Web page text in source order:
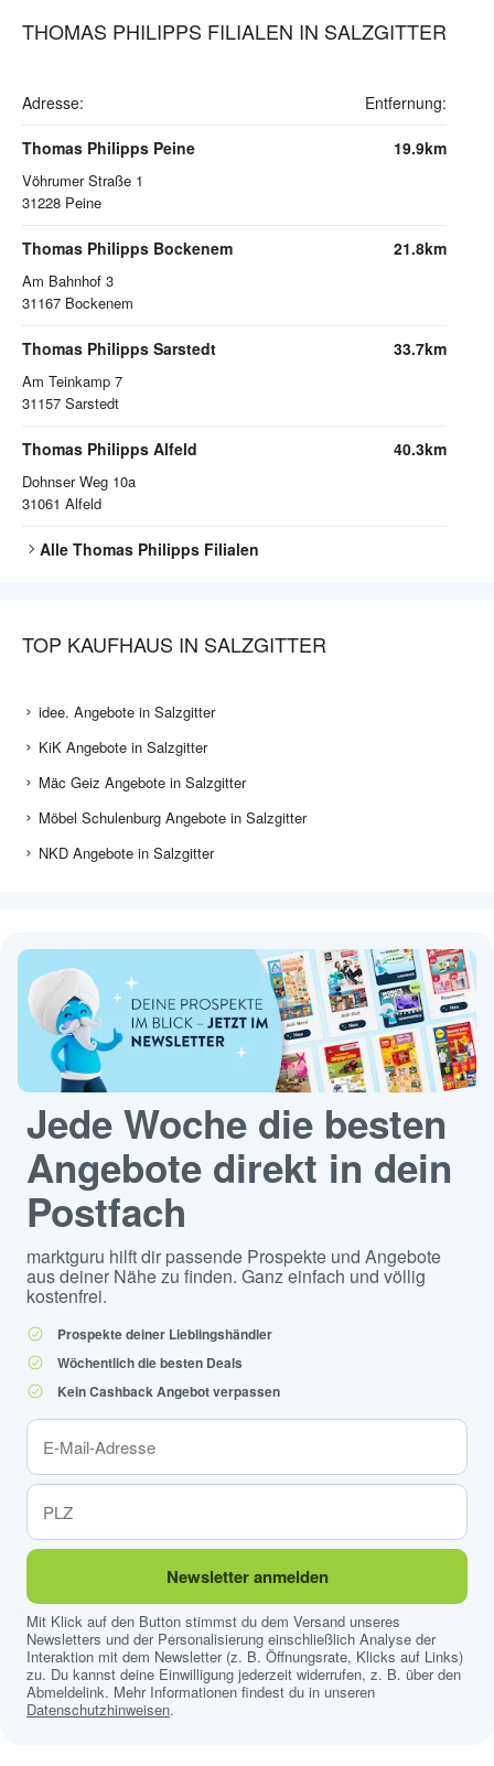
THOMAS PHILIPPS FILIALEN IN SALZGITTER
Adresse: Entfernung:
Thomas Philipps Peine
Vöhrumer Straße 1
31228 Peine
19.9km
Thomas Philipps Bockenem
Am Bahnhof 3
31167 Bockenem
21.8km
Thomas Philipps Sarstedt
Am Teinkamp 7
31157 Sarstedt
33.7km
Thomas Philipps Alfeld
Dohnser Weg 10a
31061 Alfeld
40.3km
Alle Thomas Philipps Filialen
TOP KAUFHAUS IN SALZGITTER
idee. Angebote in Salzgitter
KiK Angebote in Salzgitter
Mäc Geiz Angebote in Salzgitter
Möbel Schulenburg Angebote in Salzgitter
NKD Angebote in Salzgitter
Jede Woche die besten
Angebote direkt in dein
Postfach
marktguru hilft dir passende Prospekte und Angebote
aus deiner Nähe zu finden. Ganz einfach und völlig
kostenfrei.
Prospekte deiner Lieblingshändler
Wöchentlich die besten Deals
Kein Cashback Angebot verpassen
Newsletter anmelden
Mit Klick auf den Button stimmst du dem Versand unseres
Newsletters und der Personalisierung einschließlich Analyse der
Interaktion mit dem Newsletter (z. B. Öffnungsrate, Klicks auf Links)
zu. Du kannst deine Einwilligung jederzeit widerrufen, z. B. über den
Abmeldelink. Mehr Informationen findest du in unseren
Datenschutzhinweisen.